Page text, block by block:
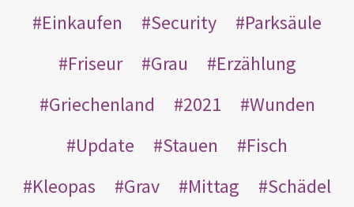
Einkaufen
Security
Parksäule
Friseur
Grau
Erzählung
Griechenland
2021
Wunden
Update
Stauen
Fisch
Kleopas
Grav Mittag Schädel